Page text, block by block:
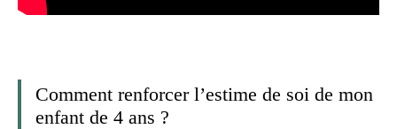
Comment renforcer l’estime de soi de mon
enfant de 4 ans ?